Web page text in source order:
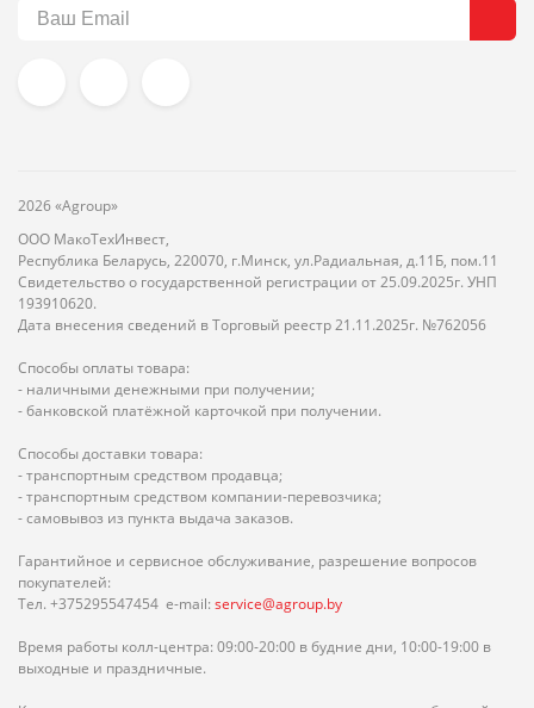
2026 «Agroup»
ООО МакоТехИнвест,
Республика Беларусь, 220070, г.Минск, ул.Радиальная, д.11Б, пом.11
Свидетельство о государственной регистрации от 25.09.2025г. УНП
193910620.
Дата внесения сведений в Торговый реестр 21.11.2025г. №762056
Способы оплаты товара:
- наличными денежными при получении;
- банковской платёжной карточкой при получении.
Способы доставки товара:
- транспортным средством продавца;
- транспортным средством компании-перевозчика;
- самовывоз из пункта выдача заказов.
Гарантийное и сервисное обслуживание, разрешение вопросов
покупателей:
Тел. +375295547454 e-mail: service@agroup.by
Время работы колл-центра: 09:00-20:00 в будние дни, 10:00-19:00 в
выходные и праздничные.